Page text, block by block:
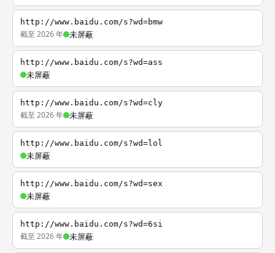
http://www.baidu.com/s?wd=bmw
截至 2026 年 未屏蔽
http://www.baidu.com/s?wd=ass
未屏蔽
http://www.baidu.com/s?wd=cly
截至 2026 年 未屏蔽
http://www.baidu.com/s?wd=lol
未屏蔽
http://www.baidu.com/s?wd=sex
未屏蔽
http://www.baidu.com/s?wd=6si
截至 2026 年 未屏蔽